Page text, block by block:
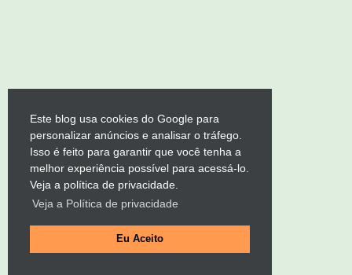
Este blog usa cookies do Google para
personalizar anúncios e analisar o tráfego.
Isso é feito para garantir que você tenha a
melhor experiência possível para acessá-lo.
Veja a política de privacidade.
Veja a Política de privacidade
Eu Aceito